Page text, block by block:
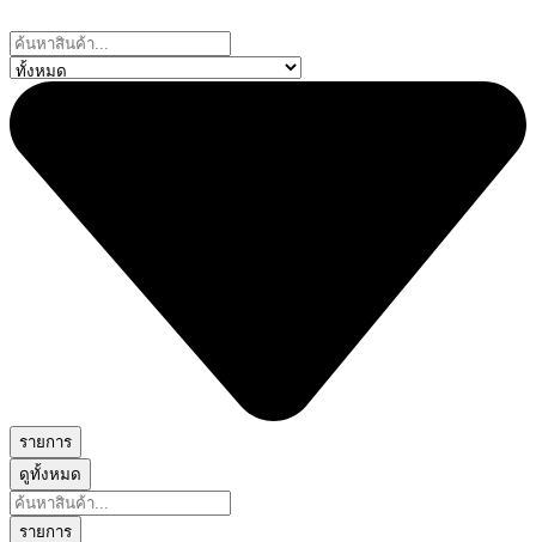
to
content
Search
...
รายการ
ดูทั้งหมด
Search
...
รายการ